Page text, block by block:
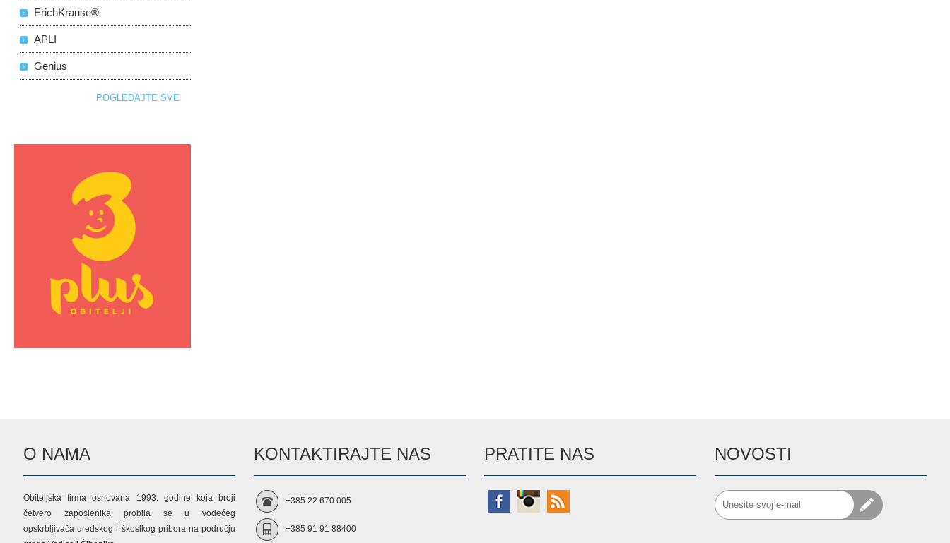
ErichKrause®
APLI
Genius
POGLEDAJTE SVE
O NAMA
Obiteljska firma osnovana 1993. godine koja broji
četvero zaposlenika probila se u vodećeg
opskrbljivača uredskog i škoslkog pribora na području
KONTAKTIRAJTE NAS
+385 22 670 005
+385 91 91 88400
PRATITE NAS NOVOSTI